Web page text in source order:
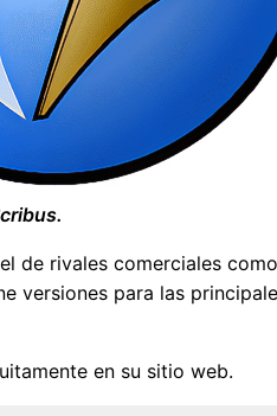
de rivales comerciales como
versiones para las
en su sitio web.